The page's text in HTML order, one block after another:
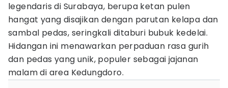
legendaris di Surabaya, berupa ketan pulen
hangat yang disajikan dengan parutan kelapa dan
sambal pedas, seringkali ditaburi bubuk kedelai.
Hidangan ini menawarkan perpaduan rasa gurih
dan pedas yang unik, populer sebagai jajanan
malam di area Kedungdoro.